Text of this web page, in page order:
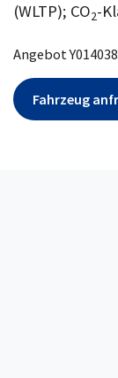
(WLTP); CO2-
Angebot Y014038
Fahrzeug